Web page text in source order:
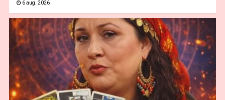
6 aug. 2026